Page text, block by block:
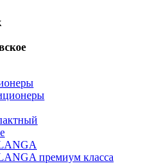
премиум класса